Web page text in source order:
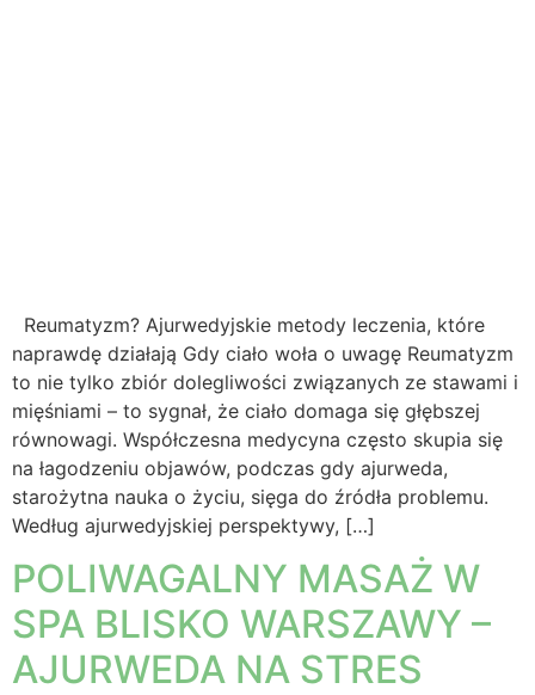
Reumatyzm? Ajurwedyjskie metody leczenia, które
naprawdę działają Gdy ciało woła o uwagę Reumatyzm
to nie tylko zbiór dolegliwości związanych ze stawami i
mięśniami – to sygnał, że ciało domaga się głębszej
równowagi. Współczesna medycyna często skupia się
na łagodzeniu objawów, podczas gdy ajurweda,
starożytna nauka o życiu, sięga do źródła problemu.
Według ajurwedyjskiej perspektywy, […]
POLIWAGALNY MASAŻ W
SPA BLISKO WARSZAWY –
AJURWEDA NA STRES